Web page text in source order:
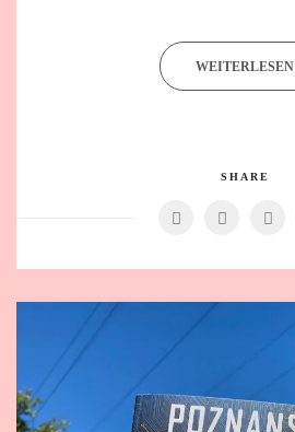
WEITERLESEN
SHARE